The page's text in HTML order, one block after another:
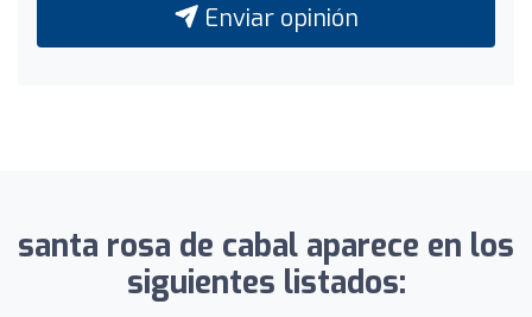
Enviar opinión
santa rosa de cabal aparece en los
siguientes listados: